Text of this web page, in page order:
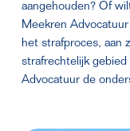
aangehouden? Of
Meekren
het strafproces, aan
strafrechtelijk
Advocatuur de